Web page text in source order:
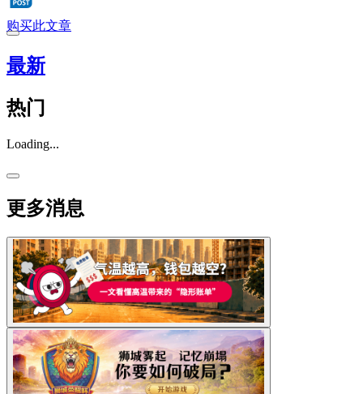
购买此文章
最新
热门
Loading...
更多消息